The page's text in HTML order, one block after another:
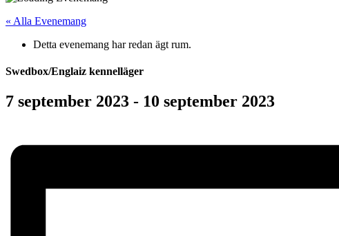
« Alla Evenemang
Detta evenemang har redan ägt rum.
Swedbox/Englaiz kennelläger
7 september 2023 - 10 september 2023